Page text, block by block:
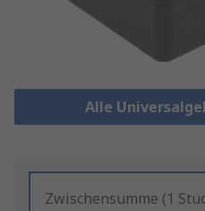
Alle
Zwischensumme (1